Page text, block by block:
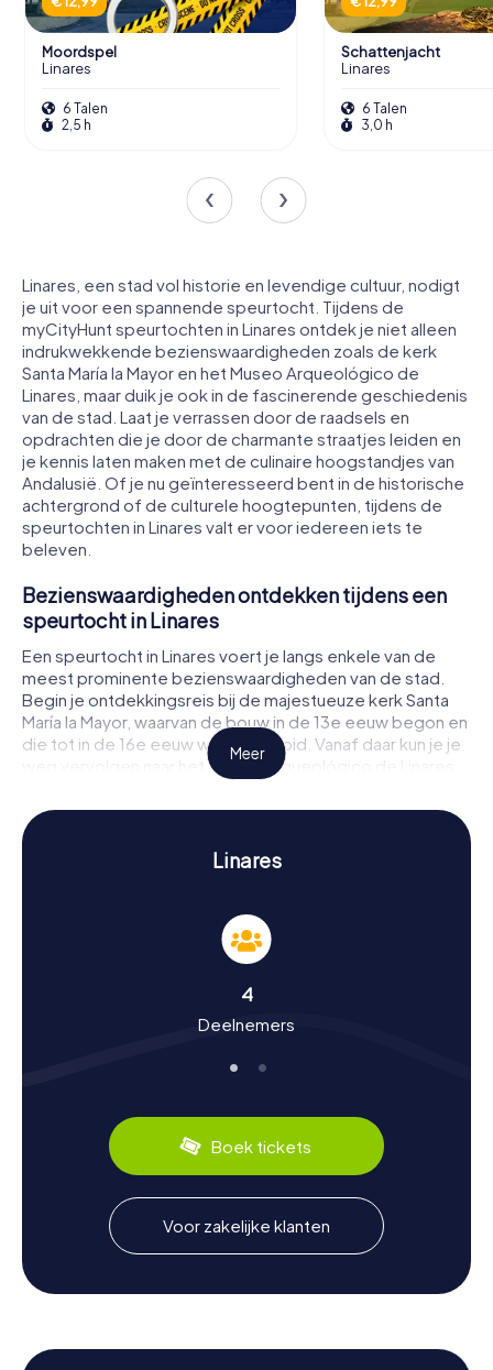
Moordspel
Linares
6 Talen
2,5 h
Schattenjacht
Linares
6 Talen
3,0 h
Linares, een stad vol historie en levendige cultuur, nodigt
je uit voor een spannende speurtocht. Tijdens de
myCityHunt speurtochten in Linares ontdek je niet alleen
indrukwekkende bezienswaardigheden zoals de kerk
Santa María la Mayor en het Museo Arqueológico de
Linares, maar duik je ook in de fascinerende geschiedenis
van de stad. Laat je verrassen door de raadsels en
opdrachten die je door de charmante straatjes leiden en
je kennis laten maken met de culinaire hoogstandjes van
Andalusië. Of je nu geïnteresseerd bent in de historische
achtergrond of de culturele hoogtepunten, tijdens de
speurtochten in Linares valt er voor iedereen iets te
beleven.
Bezienswaardigheden ontdekken tijdens een
speurtocht in Linares
Een speurtocht in Linares voert je langs enkele van de
meest prominente bezienswaardigheden van de stad.
Begin je ontdekkingsreis bij de majestueuze kerk Santa
María la Mayor, waarvan de bouw in de 13e eeuw begon en
die tot in de 16e eeuw werd voltooid. Vanaf daar kun je je
weg vervolgen naar het Museo Arqueológico de Linares,
waar je kunt genieten van fascinerende artefacten uit de
Romeinse en pre-Romeinse tijd. Vergeet niet een kijkje te
nemen bij de Pósito, een historische graanschuur die de
economische betekenis van de stad in vervlogen tijden
weerspiegelt. Bij elke stop wachten spannende raadsels
Geschiedenis en cultuur ontdekken tijdens een
De myCityHunt speurtochten in Linares zijn meer dan
geschiedenis van de stad. Linares was al in pre-Romeinse
Reconquista. Het kasteel van Linares diende als
strategisch punt bij de herovering van Andalusië. In de 19e
eeuw beleefde de stad een economische bloei dankzij
de loodmijnen. Vandaag de dag herinneren de
metaalverwerkende bedrijven en de Fundición La
Constancia aan deze industriële bloeitijd. Wist je dat
Linares ook bekend is om het Internationale
Grootmeester-toernooi in schaken? Tijdens je
speurtocht kun je je laten verwennen door Andalusische
Meer
Linares
4
Deelnemers
Boek tickets
Voor zakelijke klanten